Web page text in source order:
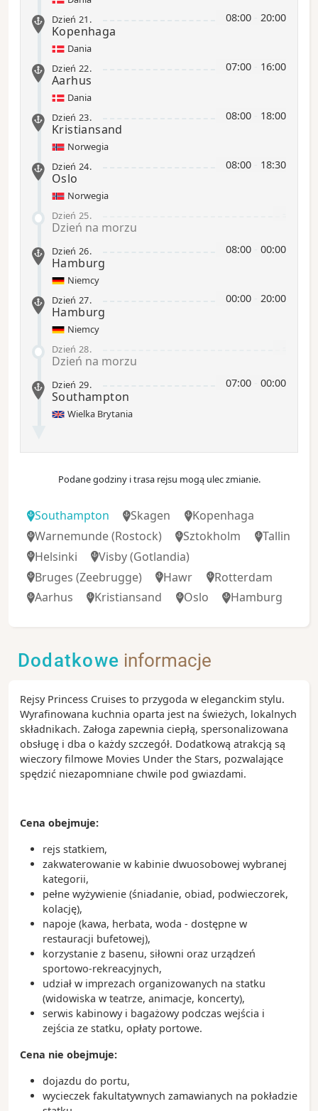
08:00 20:00
Dzień 21 .
Kopenhaga
Dania
07:00 16:00
Dzień 22.
Aarhus
Dania
08:00 18:00
Dzień 23.
Kristiansand
Norwegia
08:00 18:30
Dzień 24.
Oslo
Norwegia
Dzień 25.
Dzień na morzu
08:00 00:00
Dzień 26.
Hamburg
Niemcy
00:00 20:00
Dzień 27.
Hamburg
Niemcy
Dzień 28.
Dzień na morzu
07:00 00:00
Dzień 29.
Southampton
Wielka Brytania
Podane godziny i trasa rejsu mogą ulec zmianie.
Southampton Skagen
Kopenhaga
Warnemunde(Rostock) Sztokholm
Tallin
Helsinki
Visby(Gotlandia)
Bruges (Zeebrugge) Hawr
Rotterdam
Aarhus
Kristiansand Oslo Hamburg
Dodatkowe informacje
Rejsy Princess Cruises to przygoda w eleganckim stylu.
Wyrafinowana kuchnia oparta jest na świeżych, lokalnych
składnikach. Załoga zapewnia ciepłą, spersonalizowana
obsługę i dba o każdy szczegół. Dodatkową atrakcją są
wieczory filmowe Movies Under the Stars, pozwalające
spędzić niezapomniane chwile pod gwiazdami.
Cena obejmuje:
rejs statkiem,
zakwaterowanie w kabinie dwuosobowej wybranej
kategorii,
pełne wyżywienie (śniadanie, obiad, podwieczorek,
kolację),
napoje (kawa, herbata, woda - dostępne w
restauracji bufetowej),
korzystanie z basenu, siłowni oraz urządzeń
sportowo-rekreacyjnych,
udział w imprezach organizowanych na statku
(widowiska w teatrze, animacje, koncerty),
serwis kabinowy i bagażowy podczas wejścia i
zejścia ze statku, opłaty portowe.
Cena nie obejmuje:
dojazdu do portu,
wycieczek fakultatywnych zamawianych na pokładzie